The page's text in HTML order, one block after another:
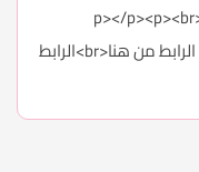
</
الرابط